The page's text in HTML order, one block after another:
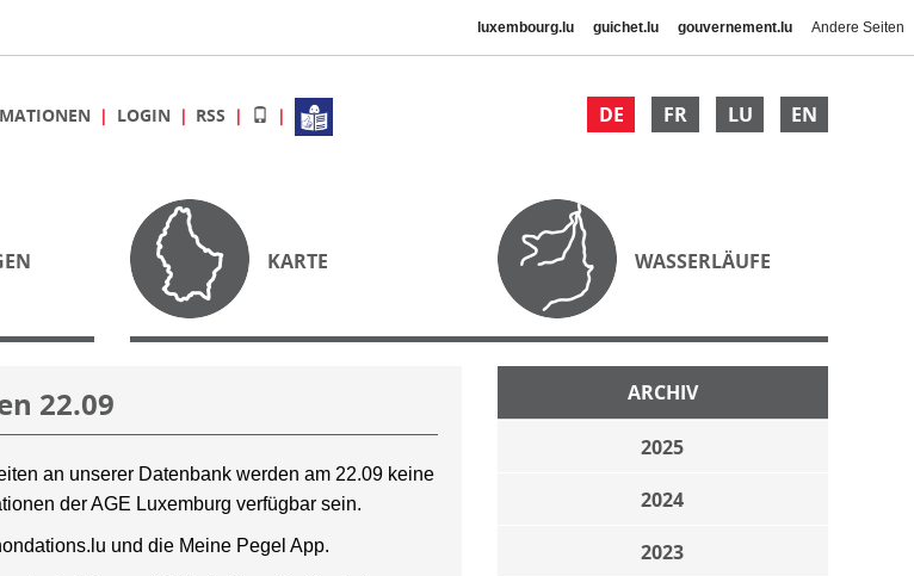
luxembourg.lu guichet.lu gouvernement.lu Andere Seiten
DE FR LU EN
LOGIN RSS
KARTE WASSERLÄUFE
ARCHIV
2025
2024
2023
22.09
an unserer Datenbank werden am 22.09 keine
der AGE Luxemburg verfügbar sein.
und die Meine Pegel App.